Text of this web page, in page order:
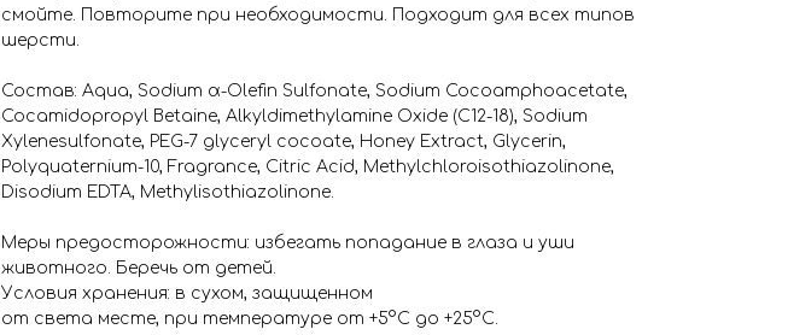
смойте. Повторите при необходимости. Подходит для всех типов
шерсти.
Состав: Aqua, Sodium α-Olefin Sulfonate, Sodium Cocoamphoacetate,
Cocamidopropyl Betaine, Alkyldimethylamine Oxide (C12-18), Sodium
Xylenesulfonate, PEG-7 glyceryl cocoate, Honey Extract, Glycerin,
Polyquaternium-10, Fragrance, Citric Acid, Methylchloroisothiazolinone,
Disodium EDTA, Methylisothiazolinone.
Меры предосторожности: избегать попадание в глаза и уши
животного. Беречь от детей.
Условия хранения: в сухом, защищенном
от света месте, при температуре от +5°С до +25°С.